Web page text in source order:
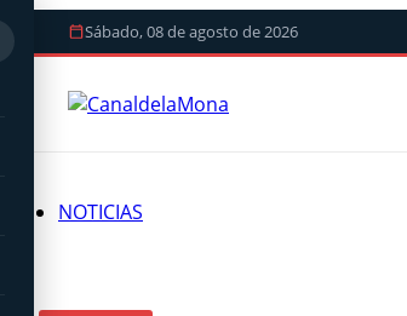
Sábado, 08 de agosto de 2026
NOTICIAS